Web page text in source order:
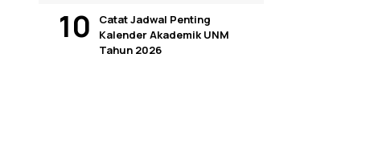
Catat Jadwal Penting
Kalender Akademik UNM
Tahun 2026